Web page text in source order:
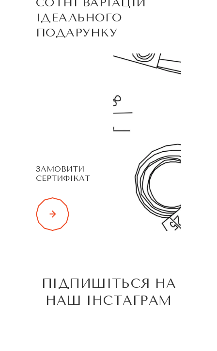
ІДЕАЛЬНОГО
ПОДАРУНКУ
ЗАМОВИТИ
СЕРТИФІКАТ
ПІДПИШІТЬСЯ НА
НАШ ІНСТАГРАМ